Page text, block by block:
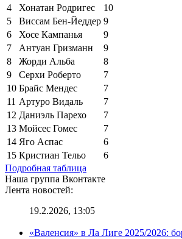
4
Хонатан Родригес
10
5
Виссам Бен-Йеддер 9
6
Хосе Кампанья
9
7
Антуан Гризманн
9
8
Жорди Альба
8
9
Серхи Роберто
7
10 Брайс Мендес
7
11 Артуро Видаль
7
12 Даниэль Парехо
7
13 Мойсес Гомес
7
14 Яго Аспас
6
15 Кристиан Тельо
6
Подробная таблица
Наша группа Вконтакте
Лента новостей:
19.2.2026, 13:05
«Валенсия» в Ла Лиге 2025/2026: